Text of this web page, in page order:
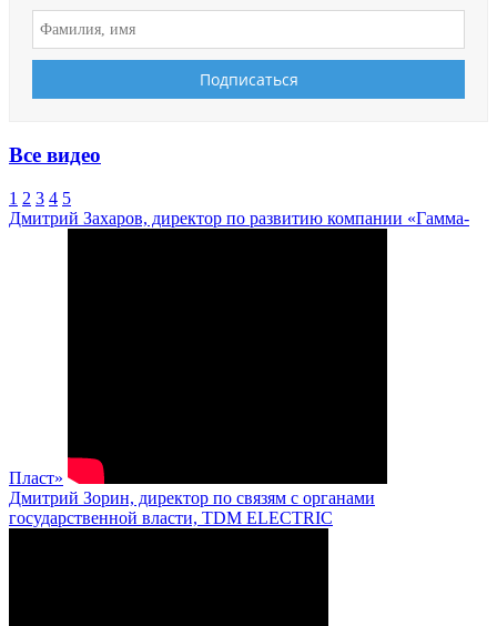
Все видео
1 2 3 4 5
Дмитрий Захаров, директор по развитию компании «Гамма-
Пласт»
Дмитрий Зорин, директор по связям с органами
государственной власти, TDM ELECTRIC